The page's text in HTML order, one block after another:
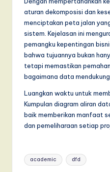
aturan dekomposisi dan
menciptakan peta jalan
sistem. Kejelasan ini
pemangku kepentingan
bahwa tujuannya bukan
tetapi memastikan
bagaimana data
Luangkan waktu untuk
Kumpulan diagram aliran
baik memberikan manfaat
dan pemeliharaan setiap
Tags:
academic dfd